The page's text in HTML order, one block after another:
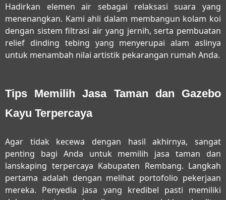
Hadirkan elemen air sebagai relaksasi suara yang
menenangkan. Kami ahli dalam membangun kolam koi
dengan sistem filtrasi air yang jernih, serta pembuatan
relief dinding tebing yang menyerupai alam aslinya
untuk menambah nilai artistik pekarangan rumah Anda.
Tips Memilih Jasa Taman dan Gazebo
Kayu Terpercaya
Agar tidak kecewa dengan hasil akhirnya, sangat
penting bagi Anda untuk memilih jasa taman dan
lanskaping terpercaya Kabupaten Rembang. Langkah
pertama adalah dengan melihat portofolio pekerjaan
mereka. Penyedia jasa yang kredibel pasti memiliki